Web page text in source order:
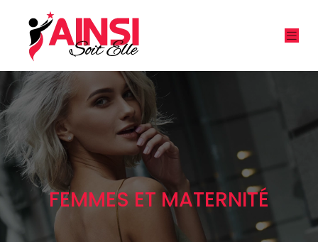
FEMMES ET MATERNITÉ